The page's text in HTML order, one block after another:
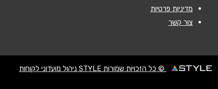
מדיניות פרטיות
צור קשר
© כל הזכויות שמורות STYLE ניהול מועדוני לקוחות